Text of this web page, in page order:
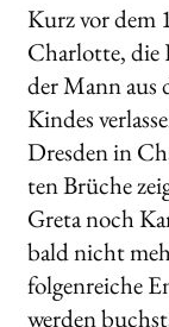
Kurz vor dem
Charlotte, die
der Mann aus
Kindes
Dresden in
ten Brüche
Greta noch
bald nicht
folgenreiche
werden